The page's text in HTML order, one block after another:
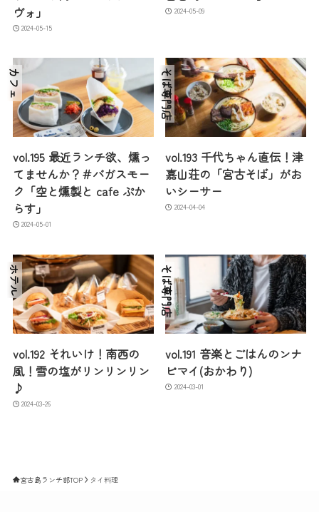
ヴォ」
2024-05-15
2024-05-09
vol.195 最近ランチ欲、燻っ
てませんか？＃バガスモー
ク「空と燻製と cafe ぷか
らす」
2024-05-01
カフェ
vol.193 千代ちゃん直伝！津
嘉山荘の「宮古そば」がお
いシーサー
2024-04-04
そば専門店
vol.192 それいけ！南西の
風！雪の塩がリンリンリン
♪
2024-03-26
ホテル
vol.191 音楽とごはんのンナ
ピマイ(おかわり)
2024-03-01
そば専門店
宮古島ランチ部TOP タイ料理